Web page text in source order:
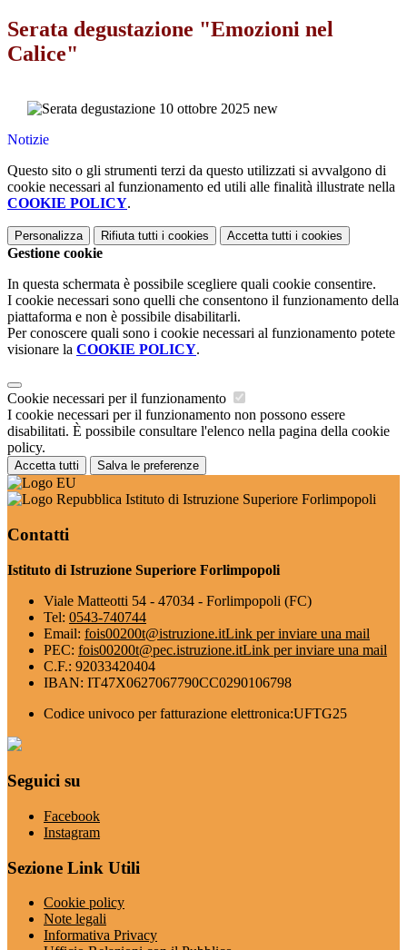
Serata degustazione "Emozioni nel
Calice"
Notizie
Questo sito o gli strumenti terzi da questo utilizzati si avvalgono di
cookie necessari al funzionamento ed utili alle finalità illustrate nella
COOKIE POLICY.
Personalizza Rifiuta tutti i cookies Accetta tutti i cookies
Gestione cookie
In questa schermata è possibile scegliere quali cookie consentire.
I cookie necessari sono quelli che consentono il funzionamento della
piattaforma e non è possibile disabilitarli.
Per conoscere quali sono i cookie necessari al funzionamento potete
visionare la COOKIE POLICY.
Cookie necessari per il funzionamento
I cookie necessari per il funzionamento non possono essere
disabilitati. È possibile consultare l'elenco nella pagina della cookie
policy.
Accetta tutti Salva le preferenze
Istituto di Istruzione Superiore Forlimpopoli
Contatti
Istituto di Istruzione Superiore Forlimpopoli
Viale Matteotti 54 - 47034 - Forlimpopoli (FC)
Tel: 0543-740744
Email: fois00200t@istruzione.itLink per inviare una mail
PEC: fois00200t@pec.istruzione.itLink per inviare una mail
C.F.: 92033420404
IBAN: IT47X0627067790CC0290106798
Codice univoco per fatturazione elettronica:UFTG25
Seguici su
Facebook
Instagram
Sezione Link Utili
Cookie policy
Note legali
Informativa Privacy